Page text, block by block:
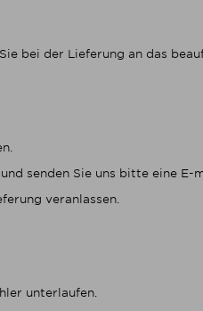
bei der Lieferung an das
senden Sie uns bitte eine E-
veranlassen.
unterlaufen.